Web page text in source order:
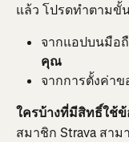
แล้ว โปรดทำตามขั้
จากแอปบนมือ
คุณ
จากการตั้งค่า
ใครบ้างที่มีสิทธิ์ใช้ข้
สมาชิก Strava สาม